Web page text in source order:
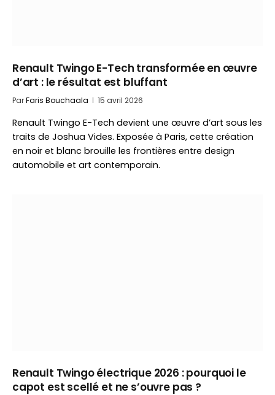
Renault Twingo E-Tech transformée en œuvre
d’art : le résultat est bluffant
ParFaris Bouchaala 15 avril 2026
Renault Twingo E-Tech devient une œuvre d’art sous les
traits de Joshua Vides. Exposée à Paris, cette création
en noir et blanc brouille les frontières entre design
automobile et art contemporain.
Renault Twingo électrique 2026 : pourquoi le
capot est scellé et ne s’ouvre pas ?